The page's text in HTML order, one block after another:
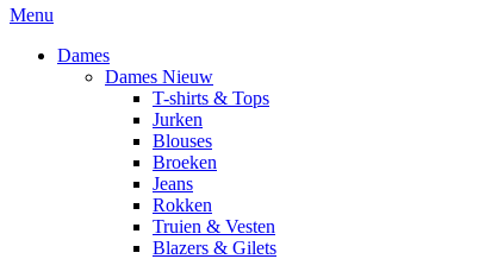
Menu
Dames
Dames Nieuw
T-shirts & Tops
Jurken
Blouses
Broeken
Jeans
Rokken
Truien & Vesten
Blazers & Gilets